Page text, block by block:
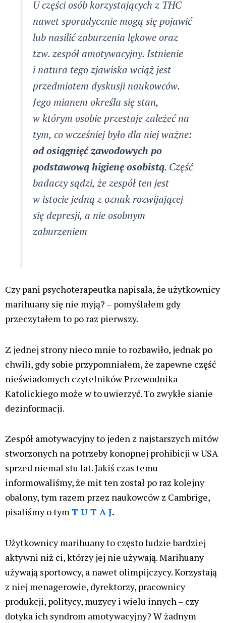
Już jednorazowe użycie marihuany powoduje
depresje i niszczy mózg – a co z marihuaną
medyczną?
Klasyką przekłamanych artykułów demonizujących
marihuanę, które opierają się głównie na
kłamstwach jest podejście do marihuany medycznej,
tak jest i tym razem. Okazuje się, że marihuana
stosowana w celach medycznych – już nie jest taka
groźna jak ta stosowana rekreacyjnie.
Szkoda tylko, że to nadal ta sama marihuana, a
organizm nie odróżnia spożycia medycznego od
rekreacyjnego.
Według pani Szelągowskiej-Mironiuk jeżeli będę
zostanie wyniszczony, dopadnie mnie głęboka
depresja oraz nawracające stany zapalne dróg
oddechowych. To, że jest to ta sama roślina, ta sama
Podsumowując – artykuł opublikowany w
Przewodniku Katolickim nr 10/25 nafaszerowany
jest kłamstwami i zwyczajnie sieje dezinformacje,
jest to także przykład bardzo niskiej jakości
bardzo dużo materiałów dostępnych online, które
opisują wpływ marihuany na człowieka i jego
organizm, wszystko wskazuje albo na kompletny
brak rzetelności i pisanie artykułu pod tezę – bo nie
wiem jak inaczej można to wytłumaczyć.
marihuany? Czy takie w ogóle istnieją? Oczywiście,
że istnieją. Negatywny wpływ marihuany na
użytkownika wynika jednak z jej nadużywania oraz
używania szkodliwego.
Przypominamy, że należy kategorycznie